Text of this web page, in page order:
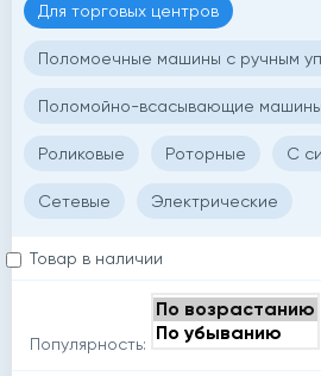
Для торговых центров
Поломоечные машины с ручным
Поломойно-всасывающие машины
Роликовые Роторные С
Сетевые Электрические
Товар в наличии
Популярность: